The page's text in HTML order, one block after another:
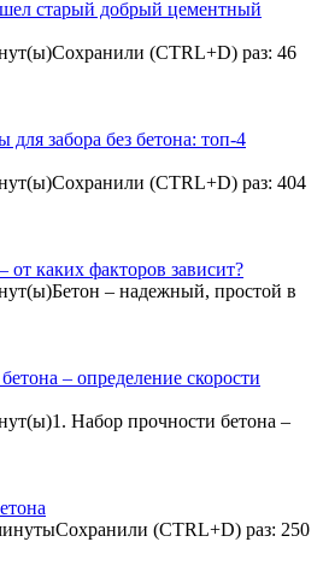
старый добрый цементный
(CTRL+D) раз: 46
для забора без бетона: топ-4
(CTRL+D) раз: 404
от каких факторов зависит?
– надежный, простой в
– определение скорости
Набор прочности бетона –
(CTRL+D) раз: 250